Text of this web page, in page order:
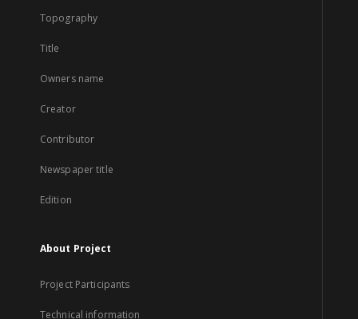
Topography
Title
Owners name
Creator
Contributor
Newspaper title
Edition
About Project
Project Participants
Technical information